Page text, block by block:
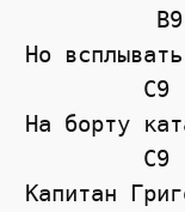
          B9
Но
         C9
На борту
         C9
Капитан